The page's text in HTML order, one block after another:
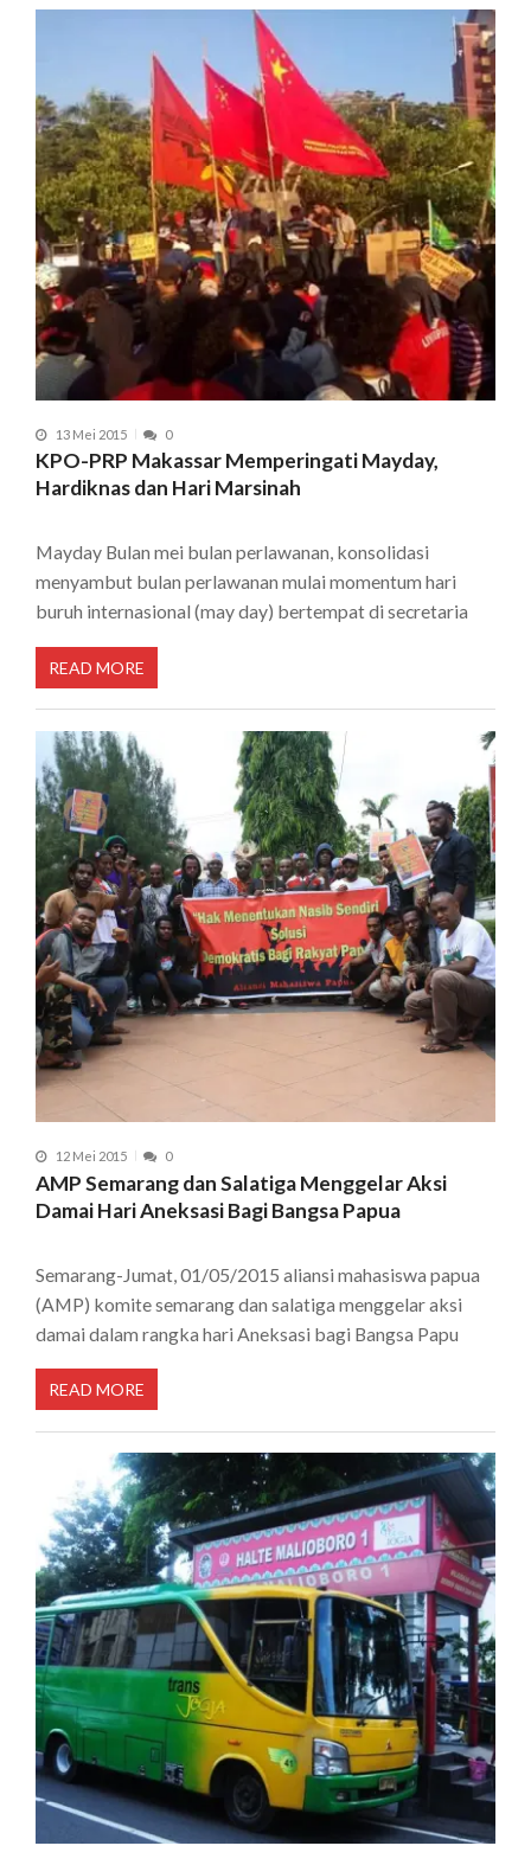
13 Mei 2015 0
KPO-PRP Makassar Memperingati Mayday,
Hardiknas dan Hari Marsinah
Mayday Bulan mei bulan perlawanan, konsolidasi
menyambut bulan perlawanan mulai momentum hari
buruh internasional (may day) bertempat di secretaria
READ MORE
12 Mei 2015 0
AMP Semarang dan Salatiga Menggelar Aksi
Damai Hari Aneksasi Bagi Bangsa Papua
Semarang-Jumat, 01/05/2015 aliansi mahasiswa papua
(AMP) komite semarang dan salatiga menggelar aksi
damai dalam rangka hari Aneksasi bagi Bangsa Papu
READ MORE